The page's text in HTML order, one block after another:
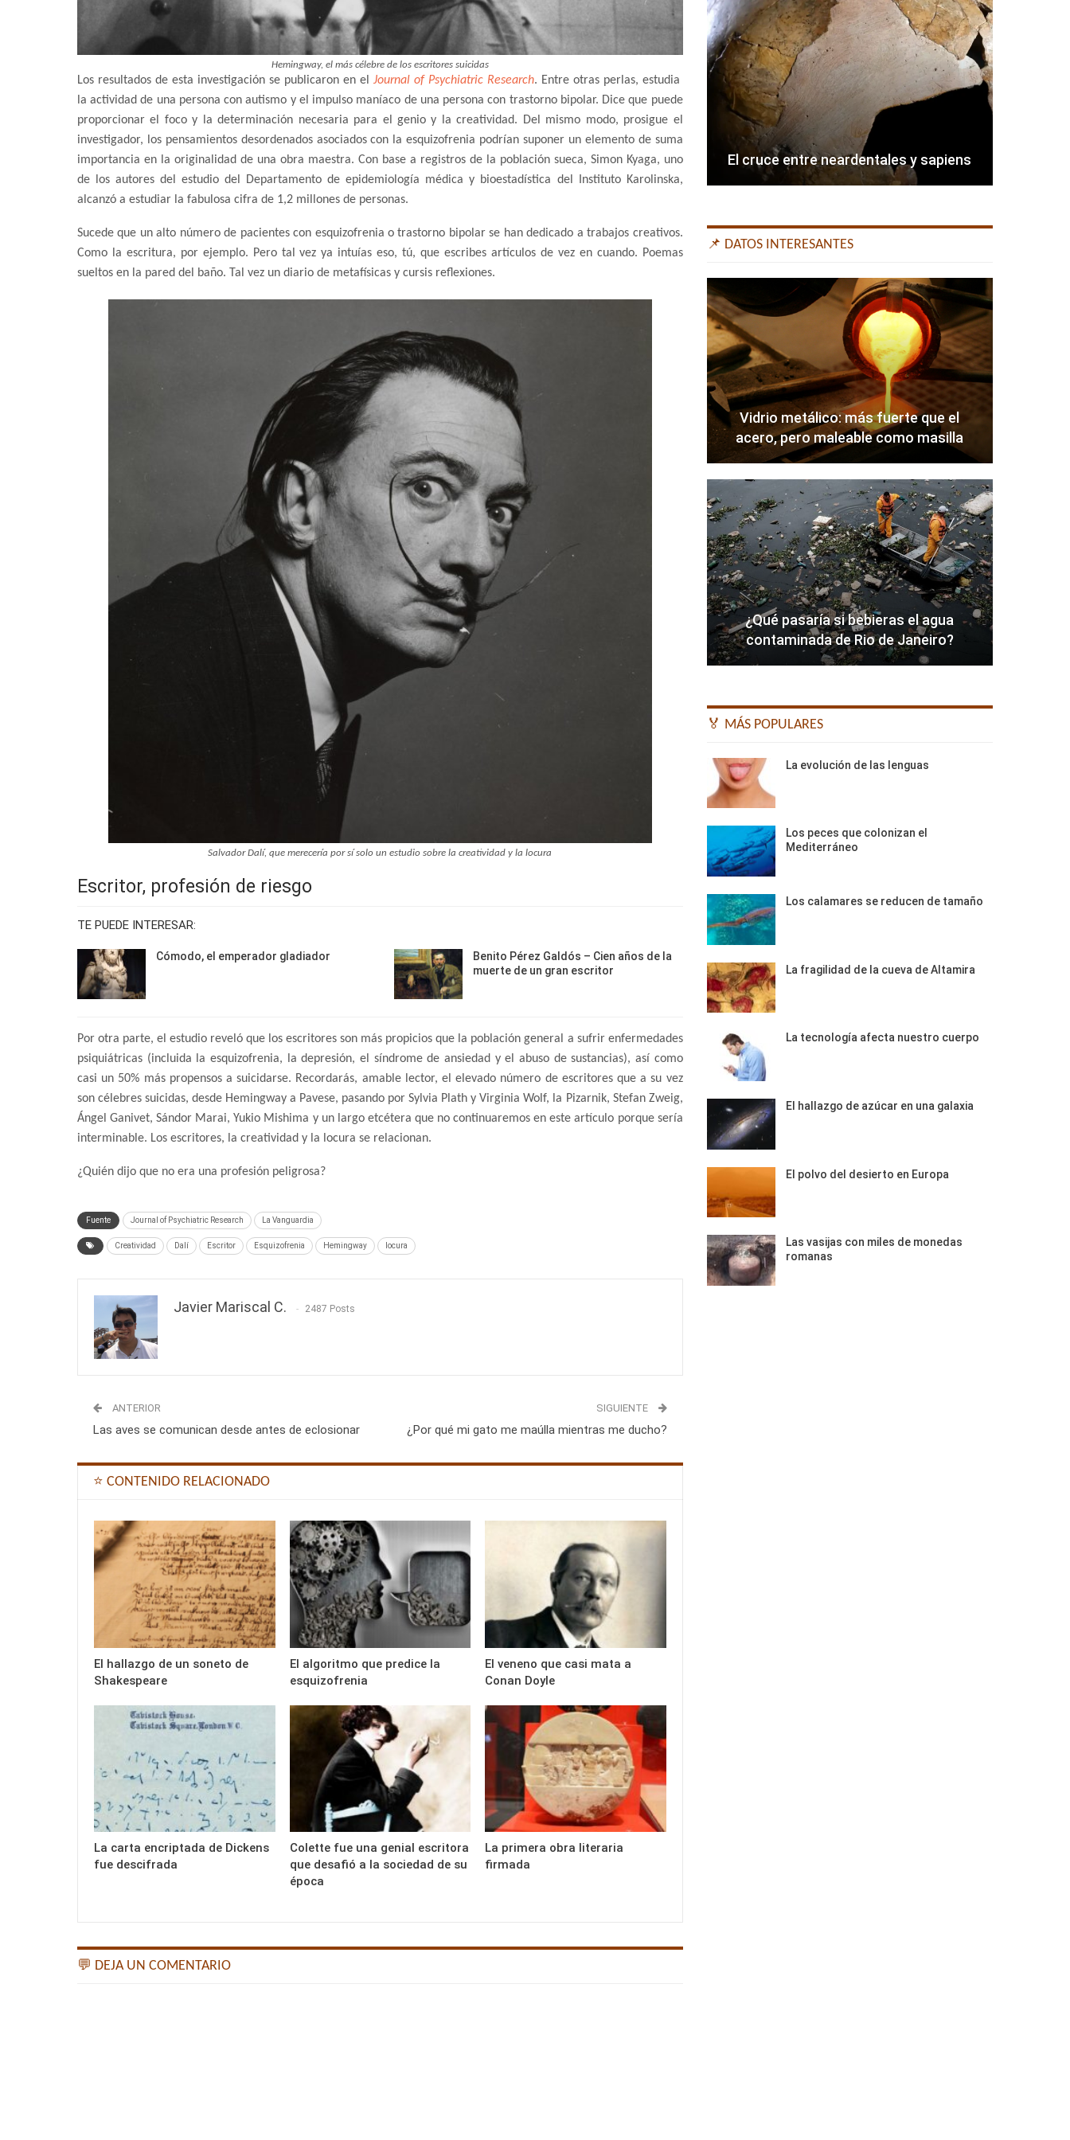
Hemingway, el más célebre de los escritores suicidas
Los resultados de esta investigación se publicaron en el Journal of Psychiatric Research. Entre otras perlas, estudia
la actividad de una persona con autismo y el impulso maníaco de una persona con trastorno bipolar. Dice que puede
proporcionar el foco y la determinación necesaria para el genio y la creatividad. Del mismo modo, prosigue el
investigador, los pensamientos desordenados asociados con la esquizofrenia podrían suponer un elemento de suma
importancia en la originalidad de una obra maestra. Con base a registros de la población sueca, Simon Kyaga, uno
de los autores del estudio del Departamento de epidemiología médica y bioestadística del Instituto Karolinska,
alcanzó a estudiar la fabulosa cifra de 1,2 millones de personas.
Sucede que un alto número de pacientes con esquizofrenia o trastorno bipolar se han dedicado a trabajos creativos.
Como la escritura, por ejemplo. Pero tal vez ya intuías eso, tú, que escribes artículos de vez en cuando. Poemas
sueltos en la pared del baño. Tal vez un diario de metafísicas y cursis reflexiones.
Salvador Dalí, que merecería por sí solo un estudio sobre la creatividad y la locura
Escritor, profesión de riesgo
TE PUEDE INTERESAR:
Cómodo, el emperador gladiador
Benito Pérez Galdós – Cien años de la
muerte de un gran escritor
Por otra parte, el estudio reveló que los escritores son más propicios que la población general a sufrir enfermedades
psiquiátricas (incluida la esquizofrenia, la depresión, el síndrome de ansiedad y el abuso de sustancias), así como
casi un 50% más propensos a suicidarse. Recordarás, amable lector, el elevado número de escritores que a su vez
son célebres suicidas, desde Hemingway a Pavese, pasando por Sylvia Plath y Virginia Wolf, la Pizarnik, Stefan Zweig,
Ángel Ganivet, Sándor Marai, Yukio Mishima y un largo etcétera que no continuaremos en este artículo porque sería
interminable. Los escritores, la creatividad y la locura se relacionan.
¿Quién dijo que no era una profesión peligrosa?
Fuente Journal of Psychiatric Research La Vanguardia
Creatividad Dalí Escritor Esquizofrenia Hemingway locura
Javier Mariscal C. 2487 Posts
ANTERIOR
Las aves se comunican desde antes de eclosionar
SIGUIENTE
¿Por qué mi gato me maúlla mientras me ducho?
⭐ CONTENIDO RELACIONADO
El hallazgo de un soneto de
Shakespeare
El algoritmo que predice la
esquizofrenia
El veneno que casi mata a
Conan Doyle
La carta encriptada de Dickens
fue descifrada
Colette fue una genial escritora
que desafió a la sociedad de su
época
La primera obra literaria
firmada
💬 DEJA UN COMENTARIO
El cruce entre neardentales y sapiens
📌 DATOS INTERESANTES
Vidrio metálico: más fuerte que el
acero, pero maleable como masilla
¿Qué pasaría si bebieras el agua
contaminada de Rio de Janeiro?
🏅 MÁS POPULARES
La evolución de las lenguas
Los peces que colonizan el
Mediterráneo
Los calamares se reducen de tamaño
La fragilidad de la cueva de Altamira
La tecnología afecta nuestro cuerpo
El hallazgo de azúcar en una galaxia
El polvo del desierto en Europa
Las vasijas con miles de monedas
romanas